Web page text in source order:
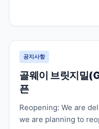
원의 온라인 화상 수업
로 패스웨이 과정을 시
오...
공지사항
골웨이 브릿지밀
픈
Reopening: We are
we are planning to